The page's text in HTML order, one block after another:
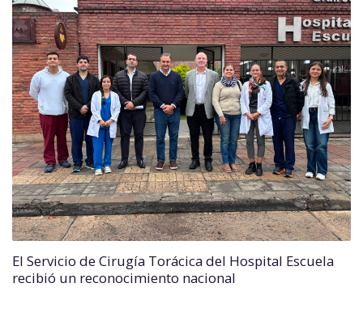
El Servicio de Cirugía Torácica del Hospital Escuela
recibió un reconocimiento nacional